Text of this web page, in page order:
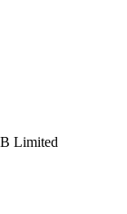
Limited